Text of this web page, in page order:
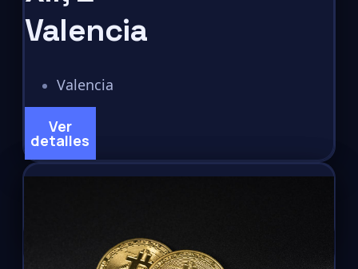
Valencia
Valencia
Ver
detalles